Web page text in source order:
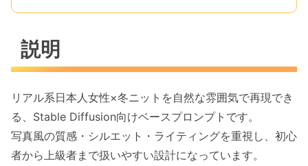
説明
リアル系日本人女性×冬ニットを自然な雰囲気で再現でき
る、Stable Diffusion向けベースプロンプトです。
写真風の質感・シルエット・ライティングを重視し、初心
者から上級者まで扱いやすい設計になっています。